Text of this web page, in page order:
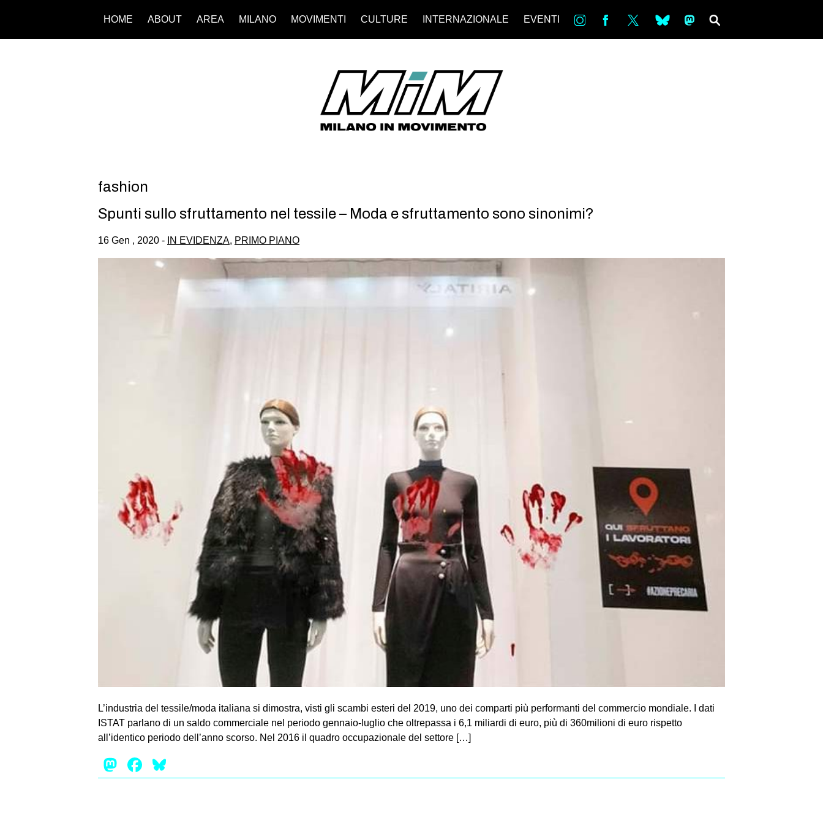
HOME ABOUT AREA MILANO MOVIMENTI CULTURE INTERNAZIONALE EVENTI in bsky ms
fashion
Spunti sullo sfruttamento nel tessile – Moda e sfruttamento sono sinonimi?
16 Gen , 2020 - IN EVIDENZA, PRIMO PIANO
L’industria del tessile/moda italiana si dimostra, visti gli scambi esteri del 2019, uno dei comparti più performanti del commercio mondiale. I dati
ISTAT parlano di un saldo commerciale nel periodo gennaio-luglio che oltrepassa i 6,1 miliardi di euro, più di 360milioni di euro rispetto
all’identico periodo dell’anno scorso. Nel 2016 il quadro occupazionale del settore […]
Mastodon
Facebook